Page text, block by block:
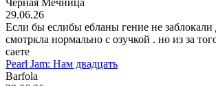
29.06.26
Если бы еслибы ебланы гение не заблокали
смотркла нормально с озучкой . но из за
саете
Pearl Jam: Нам двадцать
Barfola